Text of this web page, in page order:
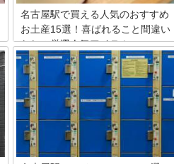
名古屋駅で買える人気のおすすめ
お土産15選！喜ばれること間違い
なしの厳選人気アイテム
名古屋といえば、小倉トースト、味噌カ
ツ、手羽先、味噌煮込みうどんなど美味
しいものであふれています。その名古屋
メシをお家でも食べたいとは思いません
か？今回は、名古屋メシを持ち帰れるお
土産や定番商品、最新お土産など名古屋
駅で買えるものから厳選してご紹介しま
す。